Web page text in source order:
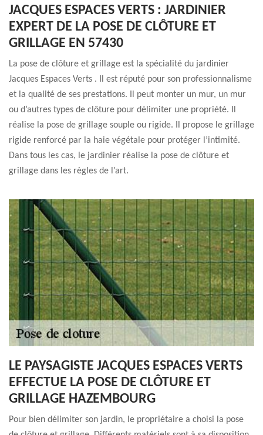
JACQUES ESPACES VERTS : JARDINIER
EXPERT DE LA POSE DE CLÔTURE ET
GRILLAGE EN 57430
La pose de clôture et grillage est la spécialité du jardinier
Jacques Espaces Verts . Il est réputé pour son professionnalisme
et la qualité de ses prestations. Il peut monter un mur, un mur
ou d’autres types de clôture pour délimiter une propriété. Il
réalise la pose de grillage souple ou rigide. Il propose le grillage
rigide renforcé par la haie végétale pour protéger l’intimité.
Dans tous les cas, le jardinier réalise la pose de clôture et
grillage dans les règles de l’art.
LE PAYSAGISTE JACQUES ESPACES VERTS
EFFECTUE LA POSE DE CLÔTURE ET
GRILLAGE HAZEMBOURG
Pour bien délimiter son jardin, le propriétaire a choisi la pose